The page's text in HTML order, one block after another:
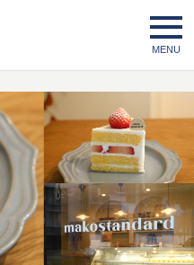
ログイン